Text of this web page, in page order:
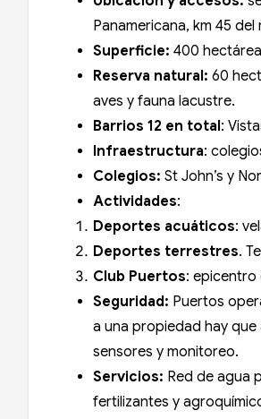
Panamericana, km 45
Superficie: 400
Reserva natural: 60
aves y fauna lacustre.
Barrios 12 en total:
Infraestructura:
Colegios: St John’s y
Actividades:
Deportes acuáticos:
Deportes terrestres.
Club Puertos: epicentro
Seguridad: Puertos
a una propiedad hay
sensores y monitoreo.
Servicios: Red de agua
fertilizantes y